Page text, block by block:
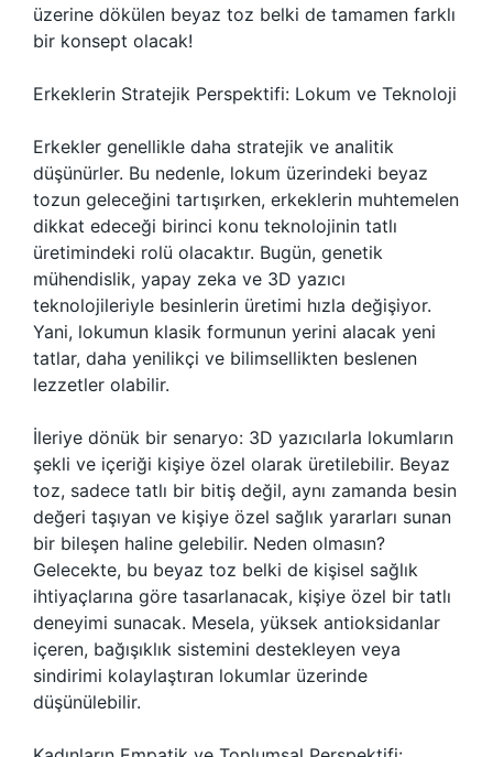
üzerine dökülen beyaz toz belki de tamamen farklı
bir konsept olacak!
Erkeklerin Stratejik Perspektifi: Lokum ve Teknoloji
Erkekler genellikle daha stratejik ve analitik
düşünürler. Bu nedenle, lokum üzerindeki beyaz
tozun geleceğini tartışırken, erkeklerin muhtemelen
dikkat edeceği birinci konu teknolojinin tatlı
üretimindeki rolü olacaktır. Bugün, genetik
mühendislik, yapay zeka ve 3D yazıcı
teknolojileriyle besinlerin üretimi hızla değişiyor.
Yani, lokumun klasik formunun yerini alacak yeni
tatlar, daha yenilikçi ve bilimsellikten beslenen
lezzetler olabilir.
İleriye dönük bir senaryo: 3D yazıcılarla lokumların
şekli ve içeriği kişiye özel olarak üretilebilir. Beyaz
toz, sadece tatlı bir bitiş değil, aynı zamanda besin
değeri taşıyan ve kişiye özel sağlık yararları sunan
bir bileşen haline gelebilir. Neden olmasın?
Gelecekte, bu beyaz toz belki de kişisel sağlık
ihtiyaçlarına göre tasarlanacak, kişiye özel bir tatlı
deneyimi sunacak. Mesela, yüksek antioksidanlar
içeren, bağışıklık sistemini destekleyen veya
sindirimi kolaylaştıran lokumlar üzerinde
düşünülebilir.